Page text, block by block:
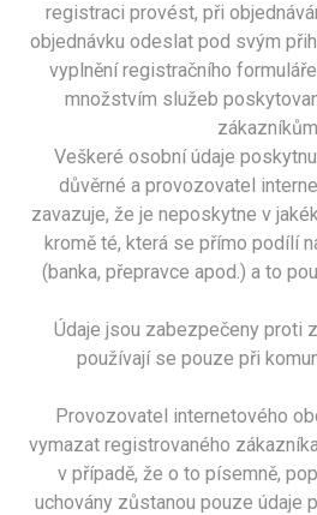
registraci provést, při
objednávku odeslat pod svým
vyplnění registračního
množstvím služeb
Veškeré osobní údaje
důvěrné a provozovatel
zavazuje, že je neposkytne v
kromě té, která se přímo podílí
(banka, přepravce apod.) a to
Údaje jsou zabezpečeny proti
používají se pouze při
Provozovatel internetového
vymazat registrovaného
v případě, že o to písemně,
uchovány zůstanou pouze údaje